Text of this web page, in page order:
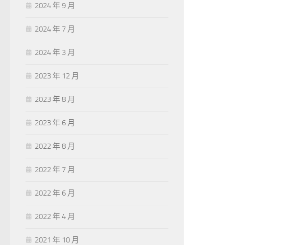
2024 年 9 月
2024 年 7 月
2024 年 3 月
2023 年 12 月
2023 年 8 月
2023 年 6 月
2022 年 8 月
2022 年 7 月
2022 年 6 月
2022 年 4 月
2021 年 10 月